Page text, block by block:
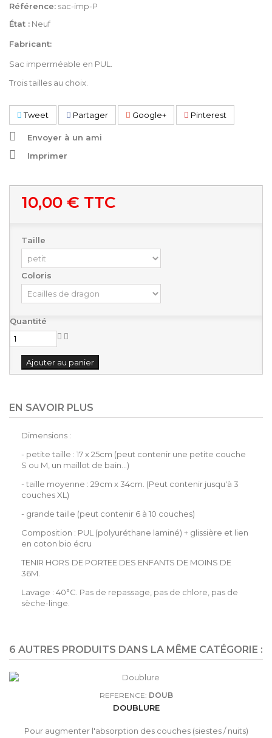
Référence: sac-imp-P
État : Neuf
Fabricant:
Sac imperméable en PUL.
Trois tailles au choix.
Tweet Partager Google+ Pinterest
Envoyer à un ami
Imprimer
10,00 € TTC
Taille
Coloris
Quantité
Ajouter au panier
EN SAVOIR PLUS
Dimensions :
- petite taille : 17 x 25cm (peut contenir une petite couche
S ou M, un maillot de bain...)
- taille moyenne : 29cm x 34cm. (Peut contenir jusqu'à 3
couches XL)
- grande taille (peut contenir 6 à 10 couches)
Composition : PUL (polyuréthane laminé) + glissière et lien
en coton bio écru
TENIR HORS DE PORTEE DES ENFANTS DE MOINS DE
36M.
Lavage : 40°C. Pas de repassage, pas de chlore, pas de
sèche-linge.
6 AUTRES PRODUITS DANS LA MÊME CATÉGORIE :
REFERENCE: DOUB
DOUBLURE
Pour augmenter l'absorption des couches (siestes / nuits)